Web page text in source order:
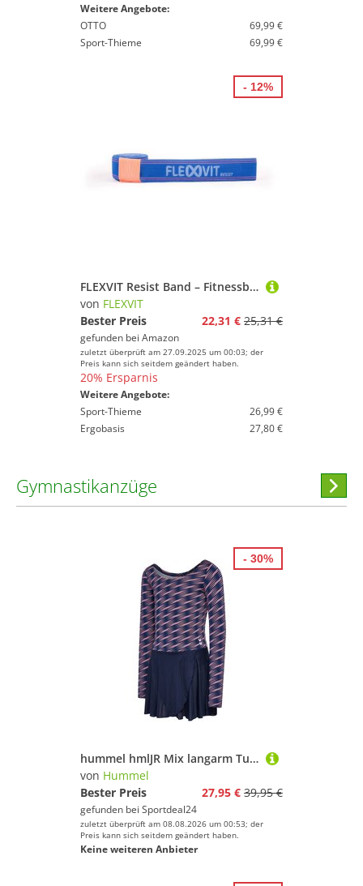
Weitere Angebote:
OTTO
69,99 €
Sport-Thieme
69,99 €
FLEXVIT Resist Band – Fitnessbänder für effektives Ganzkörpertraining, HIT, Koordination, Stabilisierung und Sprungkraft, Anfänger und Profis (Verkehrsblau)
von FLEXVIT
Bester Preis
22,31 € 25,31 €
gefunden bei Amazon
zuletzt überprüft am 27.09.2025 um 00:03; der
Preis kann sich seitdem geändert haben.
20% Ersparnis
Weitere Angebote:
Sport-Thieme
26,99 €
Ergobasis
27,80 €
- 12%
Gymnastikanzüge
hummel hmlJR Mix langarm Turnanzug Mädchen 3184 - wistful mauve 134
von Hummel
Bester Preis
27,95 € 39,95 €
gefunden bei Sportdeal24
zuletzt überprüft am 08.08.2026 um 00:53; der
Preis kann sich seitdem geändert haben.
Keine weiteren Anbieter
- 30%